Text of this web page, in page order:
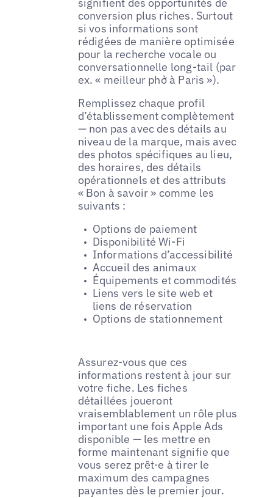
conversion plus riches. Surtout
si vos informations sont
rédigées de manière optimisée
pour la recherche vocale ou
conversationnelle long-tail (par
ex. « meilleur phở à Paris »).
Remplissez chaque profil
d’établissement complètement
— non pas avec des détails au
niveau de la marque, mais avec
des photos spécifiques au lieu,
des horaires, des détails
opérationnels et des attributs
« Bon à savoir » comme les
suivants :
Options de paiement
Disponibilité Wi-Fi
Informations d’accessibilité
Accueil des animaux
Équipements et commodités
Liens vers le site web et
liens de réservation
Options de stationnement
Assurez-vous que ces
informations restent à jour sur
votre fiche. Les fiches
détaillées joueront
vraisemblablement un rôle plus
important une fois Apple Ads
disponible — les mettre en
forme maintenant signifie que
vous serez prêt·e à tirer le
maximum des campagnes
payantes dès le premier jour.